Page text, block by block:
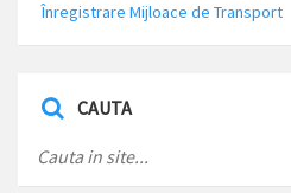
Înregistrare Mijloace de Transport
CAUTA